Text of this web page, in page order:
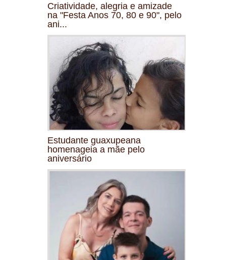
Criatividade, alegria e amizade
na "Festa Anos 70, 80 e 90", pelo
ani...
Estudante guaxupeana
homenageia a mãe pelo
aniversário